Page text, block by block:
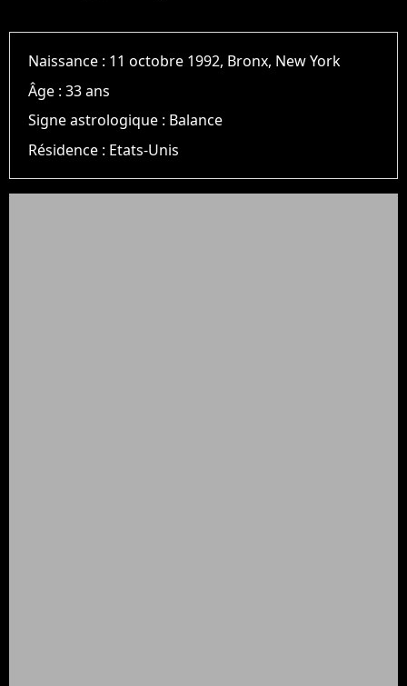
Naissance : 11 octobre 1992, Bronx, New York
Âge :33 ans
Signe astrologique : Balance
Résidence : Etats-Unis